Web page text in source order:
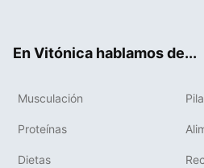
En Vitónica hablamos de...
Musculación
Proteínas
Dietas